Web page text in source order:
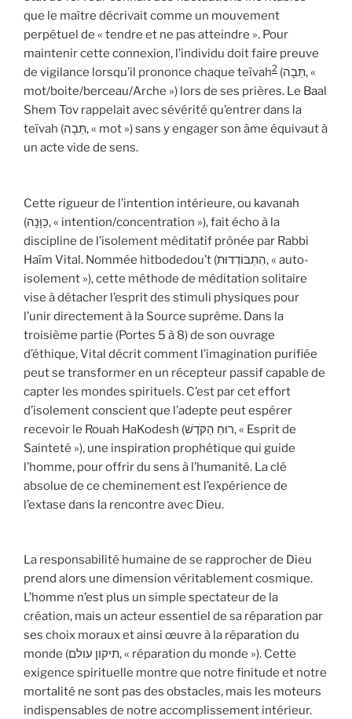
que le maître décrivait comme un mouvement
perpétuel de « tendre et ne pas atteindre ». Pour
maintenir cette connexion, l’individu doit faire preuve
de vigilance lorsqu’il prononce chaque teïvah2 (תֵּבָה, «
mot/boite/berceau/Arche ») lors de ses prières. Le Baal
Shem Tov rappelait avec sévérité qu’entrer dans la
teïvah (תֵּבָה, « mot ») sans y engager son âme équivaut à
un acte vide de sens.
Cette rigueur de l’intention intérieure, ou kavanah
(כַּוָּנָה, « intention/concentration »), fait écho à la
discipline de l’isolement méditatif prônée par Rabbi
Haïm Vital. Nommée hitbodedou’t (הִתְבּוֹדְדוּת, « auto-
isolement »), cette méthode de méditation solitaire
vise à détacher l’esprit des stimuli physiques pour
l’unir directement à la Source suprême. Dans la
troisième partie (Portes 5 à 8) de son ouvrage
d’éthique, Vital décrit comment l’imagination purifiée
peut se transformer en un récepteur passif capable de
capter les mondes spirituels. C’est par cet effort
d’isolement conscient que l’adepte peut espérer
recevoir le Rouah HaKodesh (רוּחַ הַקֹּדֶשׁ, « Esprit de
Sainteté »), une inspiration prophétique qui guide
l’homme, pour offrir du sens à l’humanité. La clé
absolue de ce cheminement est l’expérience de
l’extase dans la rencontre avec Dieu.
La responsabilité humaine de se rapprocher de Dieu
prend alors une dimension véritablement cosmique.
L’homme n’est plus un simple spectateur de la
création, mais un acteur essentiel de sa réparation par
ses choix moraux et ainsi œuvre à la réparation du
monde (תיקון עולם, « réparation du monde »). Cette
exigence spirituelle montre que notre finitude et notre
mortalité ne sont pas des obstacles, mais les moteurs
indispensables de notre accomplissement intérieur.